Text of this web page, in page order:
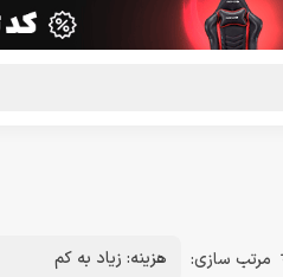
مرتب سازی: هزینه: زیاد به کم